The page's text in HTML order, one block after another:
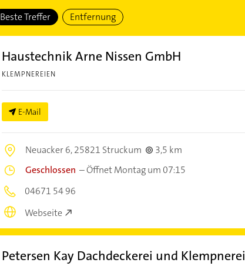
Beste Treffer Entfernung
Haustechnik Arne Nissen GmbH
KLEMPNEREIEN
E-Mail
Neuacker 6,25821 Struckum
3,5 km
Geschlossen –Öffnet Montag um 07:15
04671 54 96
Webseite
Petersen Kay Dachdeckerei und Klempnerei